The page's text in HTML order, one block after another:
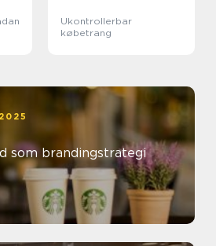
Ukontrollerbar
købetrang
som brandingstrategi